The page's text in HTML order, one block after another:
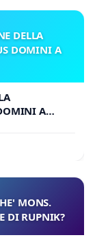
DELLA
DOMINI A
A
MONS.
DI RUPNIK?